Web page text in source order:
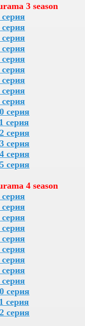
3 season
серия
серия
серия
серия
серия
серия
4 season
серия
серия
серия